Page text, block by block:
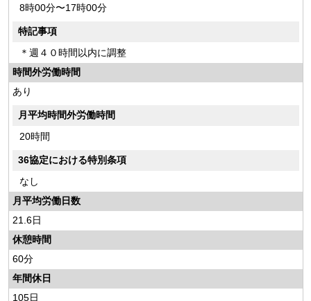
8時00分〜17時00分
特記事項
＊週４０時間以内に調整
時間外労働時間
あり
月平均時間外労働時間
20時間
36協定における特別条項
なし
月平均労働日数
21.6日
休憩時間
60分
年間休日
105日